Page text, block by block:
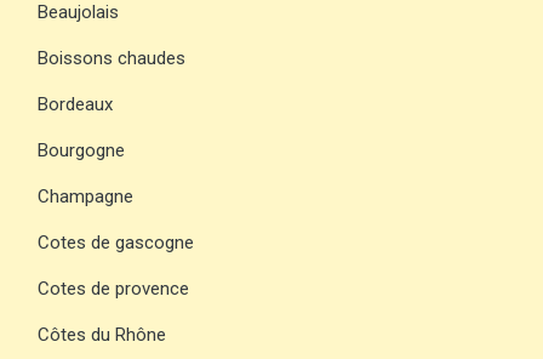
Beaujolais
Boissons chaudes
Bordeaux
Bourgogne
Champagne
Cotes de gascogne
Cotes de provence
Côtes du Rhône